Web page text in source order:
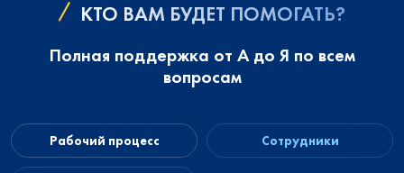
КТО ВАМ БУДЕТ ПОМОГАТЬ?
Полная поддержка от А до Я по всем
вопросам
Рабочий процесс Сотрудники